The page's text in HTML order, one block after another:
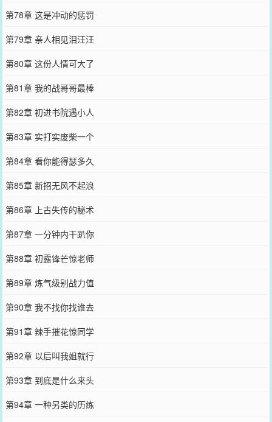
第78章 这是冲动的惩罚
第79章 亲人相见泪汪汪
第80章 这份人情可大了
第81章 我的战哥哥最棒
第82章 初进书院遇小人
第83章 实打实废柴一个
第84章 看你能得瑟多久
第85章 新招无风不起浪
第86章 上古失传的秘术
第87章 一分钟内干趴你
第88章 初露锋芒惊老师
第89章 炼气级别战力值
第90章 我不找你找谁去
第91章 辣手摧花惊同学
第92章 以后叫我姐就行
第93章 到底是什么来头
第94章 一种另类的历练